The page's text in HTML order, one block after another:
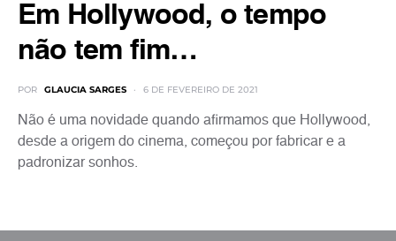
Em Hollywood, o tempo
não tem fim…
POR GLAUCIA SARGES 6 DE FEVEREIRO DE 2021
Não é uma novidade quando afirmamos que Hollywood,
desde a origem do cinema, começou por fabricar e a
padronizar sonhos.